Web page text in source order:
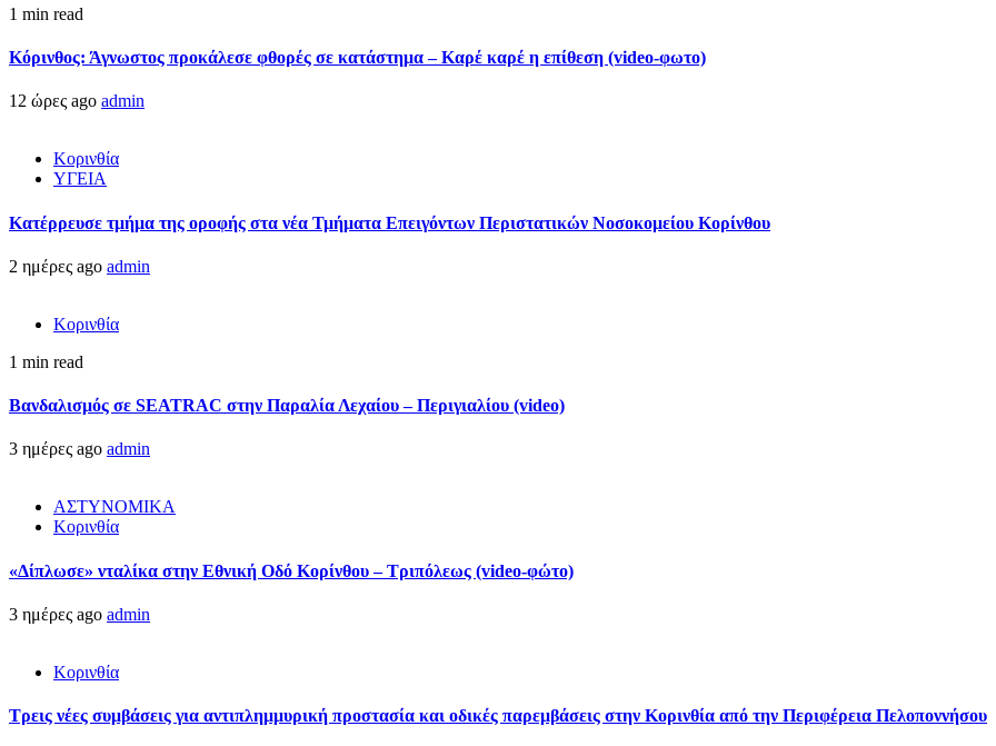
1 min read
Κόρινθος: Άγνωστος προκάλεσε φθορές σε κατάστημα – Καρέ καρέ η επίθεση (video-φωτο)
12 ώρες ago admin
Κορινθία
ΥΓΕΙΑ
Kατέρρευσε τμήμα της οροφής στα νέα Τμήματα Επειγόντων Περιστατικών Νοσοκομείου Κορίνθου
2 ημέρες ago admin
Κορινθία
1 min read
Βανδαλισμός σε SEATRAC στην Παραλία Λεχαίου – Περιγιαλίου (video)
3 ημέρες ago admin
ΑΣΤΥΝΟΜΙΚΑ
Κορινθία
«Δίπλωσε» νταλίκα στην Εθνική Oδό Κορίνθου – Τριπόλεως (video-φώτο)
3 ημέρες ago admin
Κορινθία
Τρεις νέες συμβάσεις για αντιπλημμυρική προστασία και οδικές παρεμβάσεις στην Κορινθία από την Περιφέρεια Πελοποννήσου